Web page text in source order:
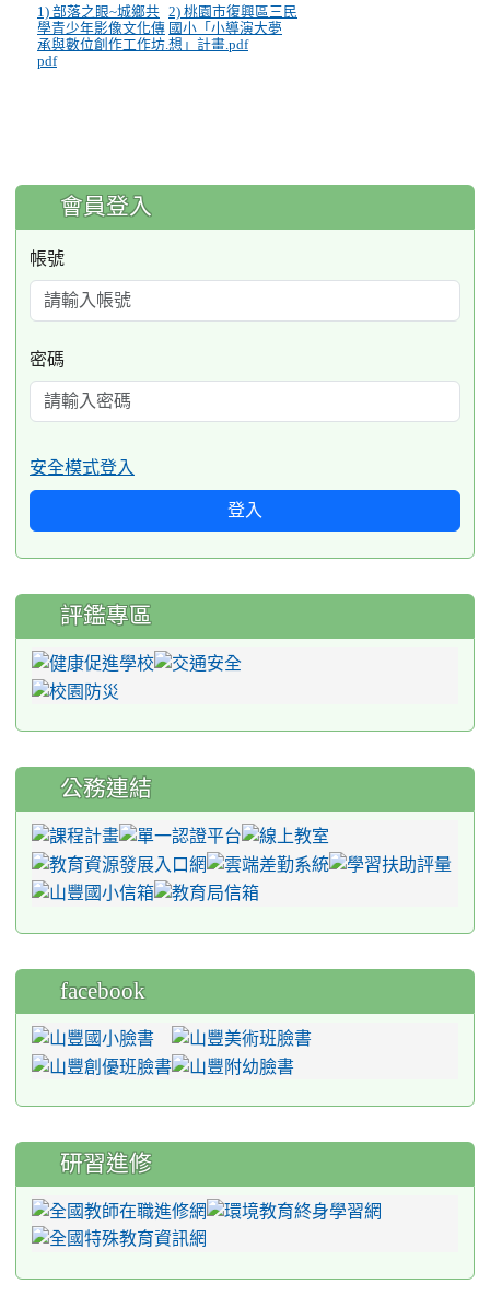
1) 部落之眼~城鄉共
學青少年影像文化傳
承與數位創作工作坊.
pdf
2) 桃園市復興區三民
國小「小導演大夢
想」計畫.pdf
:::
會員登入
帳號
密碼
安全模式登入
登入
評鑑專區
公務連結
facebook
研習進修